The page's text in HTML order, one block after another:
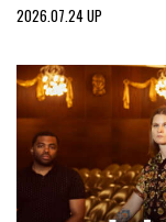
2026.07.24 UP